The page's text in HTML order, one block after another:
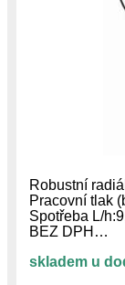
Robustní
Pracovní tlak
Spotřeba L/
BEZ DPH…
skladem u